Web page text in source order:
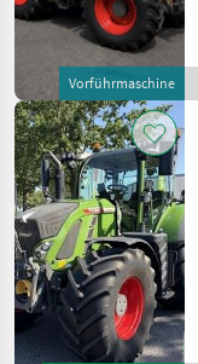
Vorführmaschine